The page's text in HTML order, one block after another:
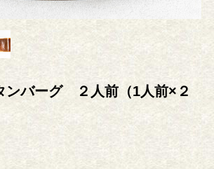
ンバーグ ２人前（1人前×２